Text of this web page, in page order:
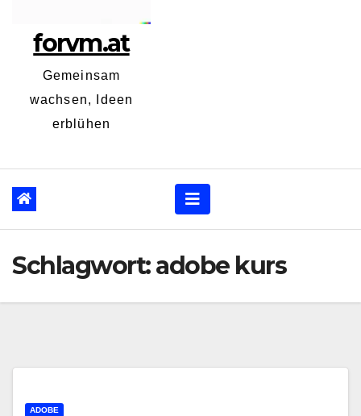
forvm.at
Gemeinsam
wachsen, Ideen
erblühen
Schlagwort:adobe kurs
ADOBE